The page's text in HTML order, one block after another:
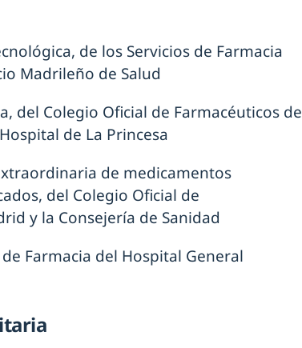
de los Servicios de Farmacia
Madrileño de Salud
del Colegio Oficial de Farmacéuticos de
de La Princesa
de medicamentos
del Colegio Oficial de
y la Consejería de Sanidad
Farmacia del Hospital General